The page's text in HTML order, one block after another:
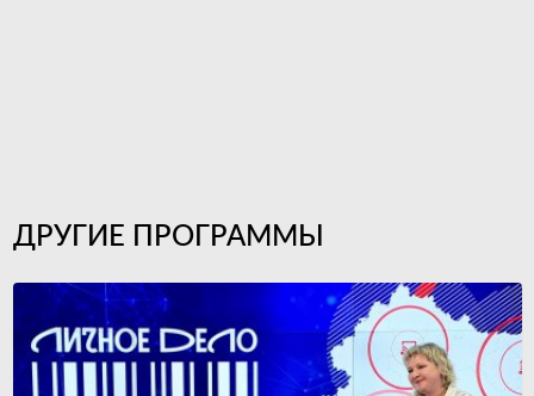
ДРУГИЕ ПРОГРАММЫ